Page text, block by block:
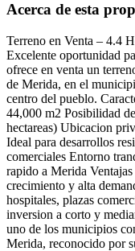
Acerca de esta
Terreno en Venta – 4.4
Excelente oportunidad
ofrece en venta un
de Merida, en el
centro del pueblo.
44,000 m2 Posibilidad
hectareas) Ubicacion
Ideal para desarrollos
comerciales Entorno
rapido a Merida
crecimiento y alta
hospitales, plazas
inversion a corto y
uno de los municipios
Merida, reconocido por